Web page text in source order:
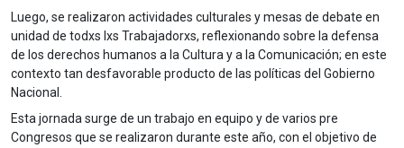
Luego, se realizaron actividades culturales y mesas de debate en
unidad de todxs lxs Trabajadorxs, reflexionando sobre la defensa
de los derechos humanos a la Cultura y a la Comunicación; en este
contexto tan desfavorable producto de las políticas del Gobierno
Nacional.
Esta jornada surge de un trabajo en equipo y de varios pre
Congresos que se realizaron durante este año, con el objetivo de